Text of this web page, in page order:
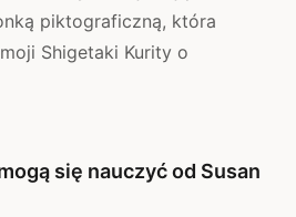
piktograficzną, która
Shigetaki Kurity o
się nauczyć od Susan